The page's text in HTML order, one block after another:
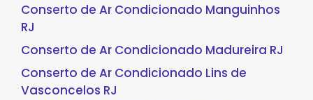
Conserto de Ar Condicionado Manguinhos
RJ
Conserto de Ar Condicionado Madureira RJ
Conserto de Ar Condicionado Lins de
Vasconcelos RJ